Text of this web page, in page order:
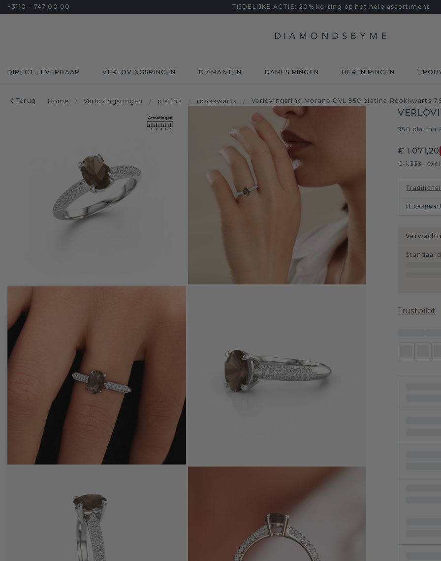
+3110 - 747 00 00 TIJDELIJKE ACTIE: 20% korting op het hele assortiment
DIRECT LEVERBAAR VERLOVINGSRINGEN DIAMANTEN DAMES RINGEN HEREN RINGEN
Terug Home / Verlovingsringen / platina / rookkwarts / Verlovingsring Morane OVL 950 platina Rookkwarts
950 platina
€ 1.071,20
€ 1.339,-
U bespaart
Standaard
Trustpilot